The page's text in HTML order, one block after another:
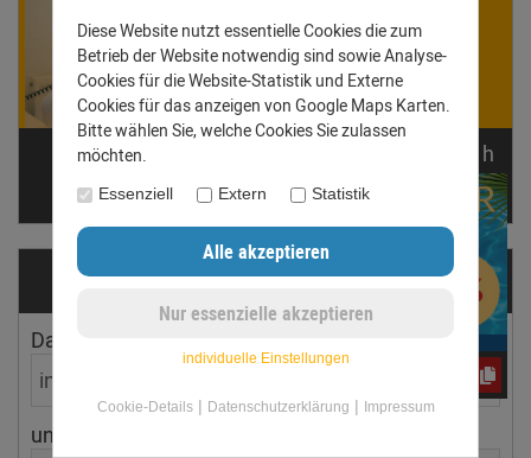
Gern beantworten wir Deine
Fragen. Ruf uns an oder
schreib eine E-Mail.
Telefon: +49 (0) 3431 6060510
anfrage@dachrinnen-shop.de
Dachrinnen­ermittler
Dachfläche
ungefährer Ort
h
Diese Website nutzt essentielle Cookies die zum
Betrieb der Website notwendig sind sowie Analyse-
Cookies für die Website-Statistik und Externe
Cookies für das anzeigen von Google Maps Karten.
Bitte wählen Sie, welche Cookies Sie zulassen
möchten.
Essenziell Extern Statistik
individuelle Einstellungen
Cookie-Details| Datenschutzerklärung | Impressum